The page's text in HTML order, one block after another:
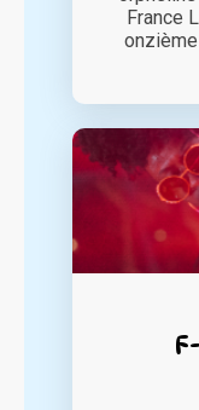
France